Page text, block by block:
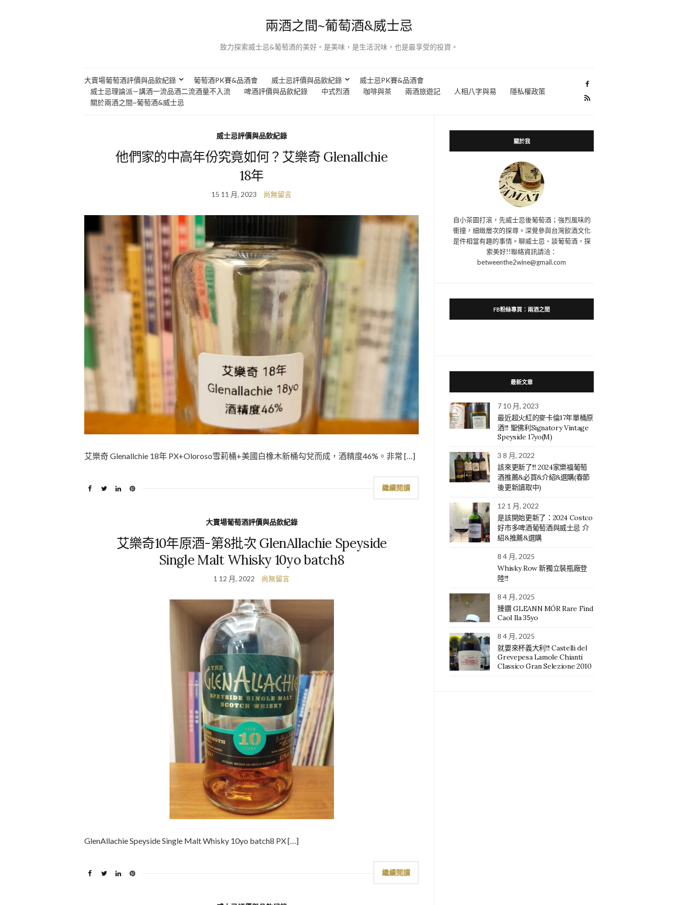
兩酒之間~葡萄酒&威士忌
致力探索威士忌&葡萄酒的美好。是美味，是生活況味，也是最享受的投資。
大賣場葡萄酒評價與品飲紀錄 葡萄酒PK賽&品酒會 威士忌評價與品飲紀錄
威士忌PK賽&品酒會
威士忌理論派—講酒一流品酒二流酒量不入流
啤酒評價與品飲紀錄 中式烈酒 咖啡與茶 兩酒旅遊記 人相八字與易
隱私權政策
關於兩酒之間~葡萄酒&威士忌
威士忌評價與品飲紀錄
他們家的中高年份究竟如何？艾樂奇 Glenallchie
18年
15 11 月, 2023 尚無留言
艾樂奇 Glenallchie 18年 PX+Oloroso雪莉桶+美國白橡木新桶勾兌而成，酒精度46%。非常 […]
繼續閱讀
大賣場葡萄酒評價與品飲紀錄
艾樂奇10年原酒-第8批次 GlenAllachie Speyside
Single Malt Whisky 10yo batch8
1 12 月, 2022 尚無留言
GlenAllachie Speyside Single Malt Whisky 10yo batch8 PX […]
繼續閱讀
關於我
自小茶園打滾，先威士忌後葡萄酒；強烈風味的
衝撞，細緻層次的探尋。深覺參與台灣飲酒文化
是件相當有趣的事情。聊威士忌、談葡萄酒，探
索美好!!聯絡資訊請洽：
betweenthe2wine@gmail.com
FB粉絲專頁：兩酒之間
最新文章
7 10 月, 2023
最近超火紅的麥卡倫17年單桶原
酒!!! 聖佛利Signatory Vintage
Speyside 17yo(M)
3 8 月, 2022
該來更新了!!! 2024家樂福葡萄
酒推薦&必買&介紹&選購(春節
後更新讀取中)
12 1 月, 2022
是該開始更新了：2024 Costco
好市多啤酒葡萄酒與威士忌 介
紹&推薦&選購
8 4 月, 2025
Whisky Row 新獨立裝瓶廠登
陸!!!
8 4 月, 2025
臻鑽 GLEANN MÓR Rare Find
Caol Ila 35yo
8 4 月, 2025
就要來杯義大利!!! Castelli del
Grevepesa Lamole Chianti
Classico Gran Selezione 2010